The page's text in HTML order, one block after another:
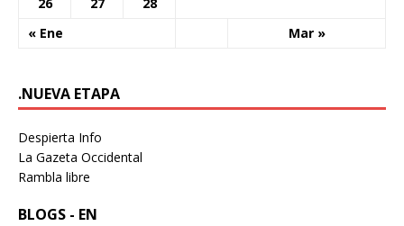
« Ene Mar »
.NUEVA ETAPA
Despierta Info
La Gazeta Occidental
Rambla libre
BLOGS - EN